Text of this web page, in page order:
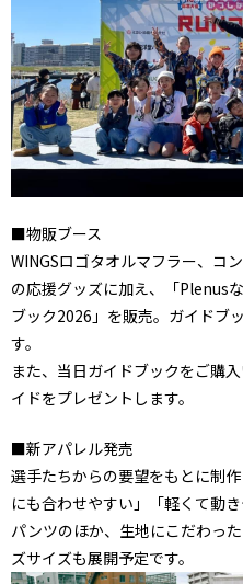
■物販ブース
WINGSロゴタオルマフラー、コ
の応援グッズに加え、「Plenus
ブック2026」を販売。ガイドブ
す。
また、当日ガイドブックをご購
イドをプレゼントします。
■新アパレル発売
選手たちからの要望をもとに制
にも合わせやすい」「軽くて動
パンツのほか、生地にこだわっ
ズサイズも展開予定です。